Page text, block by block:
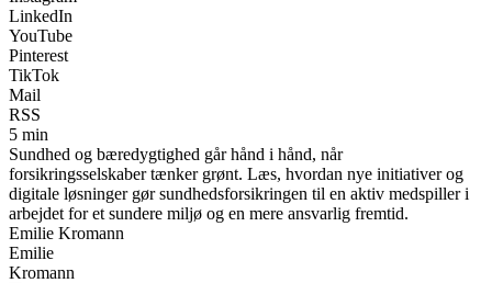
LinkedIn
YouTube
Pinterest
TikTok
Mail
RSS
5 min
Sundhed og bæredygtighed går hånd i hånd, når
forsikringsselskaber tænker grønt. Læs, hvordan nye initiativer og
digitale løsninger gør sundhedsforsikringen til en aktiv medspiller i
arbejdet for et sundere miljø og en mere ansvarlig fremtid.
Emilie Kromann
Emilie
Kromann